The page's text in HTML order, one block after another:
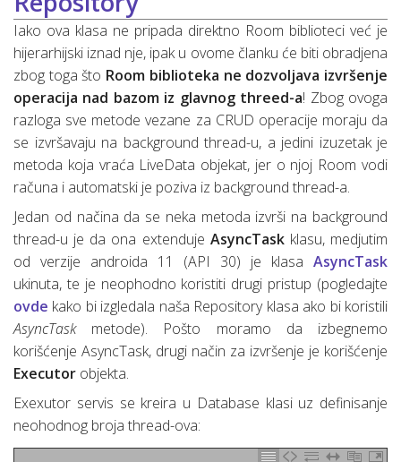
Iako ova klasa ne pripada direktno Room biblioteci već je
hijerarhijski iznad nje, ipak u ovome članku će biti obradjena
zbog toga što Room biblioteka ne dozvoljava izvršenje
operacija nad bazom iz glavnog threed-a! Zbog ovoga
razloga sve metode vezane za CRUD operacije moraju da
se izvršavaju na background thread-u, a jedini izuzetak je
metoda koja vraća LiveData objekat, jer o njoj Room vodi
računa i automatski je poziva iz background thread-a.
Jedan od načina da se neka metoda izvrši na background
thread-u je da ona extenduje AsyncTaskklasu, medjutim
od verzije androida 11 (API 30) je klasa AsyncTask
ukinuta, te je neophodno koristiti drugi pristup (pogledajte
ovde kako bi izgledala naša Repository klasa ako bi koristili
AsyncTaskmetode). Pošto moramo da izbegnemo
korišćenje AsyncTask, drugi način za izvršenje je korišćenje
Executor objekta.
Exexutor servis se kreira u Database klasi uz definisanje
neohodnog broja thread-ova: